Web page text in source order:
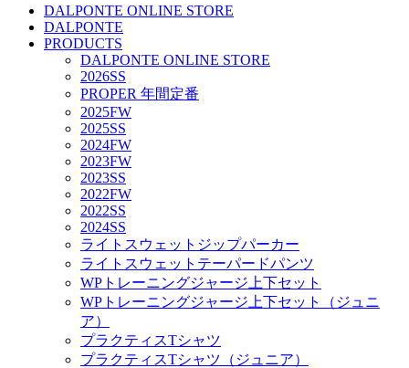
DALPONTE ONLINE STORE
DALPONTE
PRODUCTS
DALPONTE ONLINE STORE
2026SS
PROPER 年間定番
2025FW
2025SS
2024FW
2023FW
2023SS
2022FW
2022SS
2024SS
ライトスウェットジップパーカー
ライトスウェットテーパードパンツ
WPトレーニングジャージ上下セット
WPトレーニングジャージ上下セット（ジュニ
ア）
プラクティスTシャツ
プラクティスTシャツ（ジュニア）